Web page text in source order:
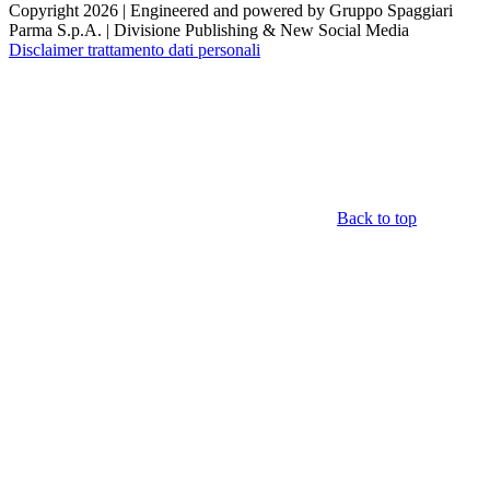
Copyright 2026 | Engineered and powered by Gruppo Spaggiari
Parma S.p.A. | Divisione Publishing & New Social Media
Disclaimer trattamento dati personali
Back to top